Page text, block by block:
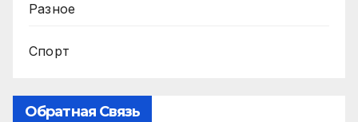
Разное
Спорт
Обратная Связь